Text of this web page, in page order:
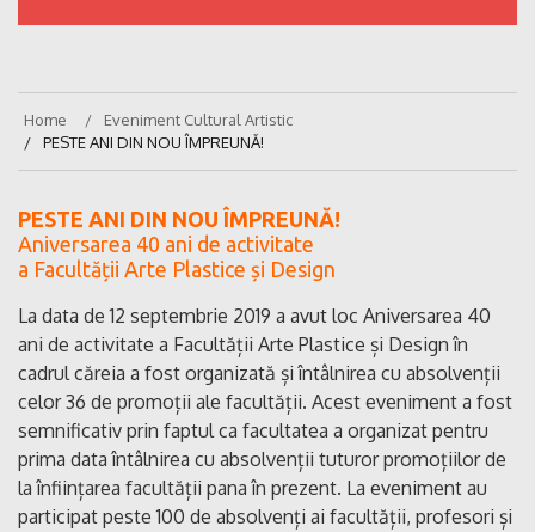
Home
Eveniment Cultural Artistic
PESTE ANI DIN NOU ÎMPREUNĂ!
PESTE ANI DIN NOU ÎMPREUNĂ!
Aniversarea 40 ani de activitate
a Facultății Arte Plastice și Design
La data de 12 septembrie 2019 a avut loc Aniversarea 40
ani de activitate a Facultății Arte Plastice și Design în
cadrul căreia a fost organizată și întâlnirea cu absolvenții
celor 36 de promoții ale facultății. Acest eveniment a fost
semnificativ prin faptul ca facultatea a organizat pentru
prima data întâlnirea cu absolvenții tuturor promoțiilor de
la înființarea facultății pana în prezent. La eveniment au
participat peste 100 de absolvenți ai facultății, profesori și